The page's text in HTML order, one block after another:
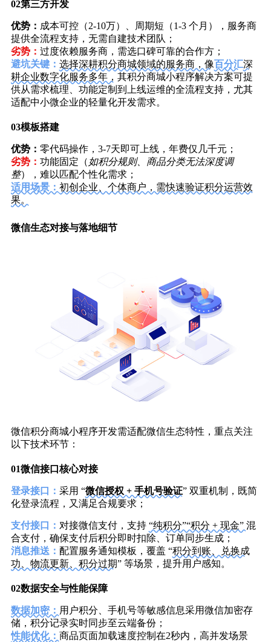
02第三方开发
优势： 成本可控（2-10万）、周期短（1-3 个月），服务商
提供全流程支持，无需自建技术团队；
劣势： 过度依赖服务商，需选口碑可靠的合作方；
避坑关键： 选择深耕积分商城领域的服务商，像百分汇深
耕企业数字化服务多年， 其积分商城小程序解决方案可提
供从需求梳理、功能定制到上线运维的全流程支持，尤其
适配中小微企业的轻量化开发需求。
03模板搭建
优势： 零代码操作，3-7天即可上线，年费仅几千元；
劣势： 功能固定（ 如积分规则、商品分类无法深度调
整），难以匹配个性化需求；
适用场景： 初创企业、个体商户，需快速验证积分运营效
果。
微信生态对接与落地细节
微信积分商城小程序开发需适配微信生态特性，重点关注
以下技术环节：
01微信接口核心对接
登录接口： 采用 “微信授权 + 手机号验证” 双重机制，既简
化登录流程，又满足合规要求；
支付接口： 对接微信支付，支持 “纯积分”“积分 + 现金” 混
合支付，确保支付后积分即时扣除、订单同步生成；
消息推送： 配置服务通知模板，覆盖 “积分到账、兑换成
功、物流更新、积分过期” 等场景，提升用户感知。
02数据安全与性能保障
数据加密： 用户积分、手机号等敏感信息采用微信加密存
储，积分记录实时同步至云端备份；
性能优化： 商品页面加载速度控制在2秒内，高并发场景